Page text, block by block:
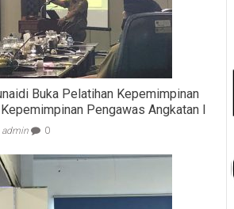
Buka Pelatihan Kepemimpinan
Pengawas Angkatan I
admin 0